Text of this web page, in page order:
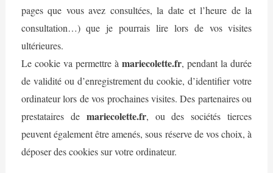
pages que vous avez consultées, la date et l’heure de la
consultation…) que je pourrais lire lors de vos visites
ultérieures.
Le cookie va permettre àmariecolette.fr, pendant la durée
de validité ou d’enregistrement du cookie, d’identifier votre
ordinateur lors de vos prochaines visites. Des partenaires ou
prestataires de mariecolette.fr, ou des sociétés tierces
peuvent également être amenés, sous réserve de vos choix, à
déposer des cookies sur votre ordinateur.